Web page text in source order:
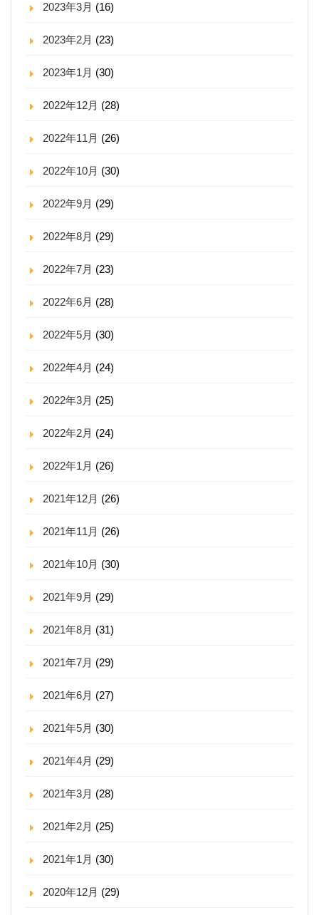
2023年3月 (16)
2023年2月 (23)
2023年1月 (30)
2022年12月 (28)
2022年11月 (26)
2022年10月 (30)
2022年9月 (29)
2022年8月 (29)
2022年7月 (23)
2022年6月 (28)
2022年5月 (30)
2022年4月 (24)
2022年3月 (25)
2022年2月 (24)
2022年1月 (26)
2021年12月 (26)
2021年11月 (26)
2021年10月 (30)
2021年9月 (29)
2021年8月 (31)
2021年7月 (29)
2021年6月 (27)
2021年5月 (30)
2021年4月 (29)
2021年3月 (28)
2021年2月 (25)
2021年1月 (30)
2020年12月 (29)